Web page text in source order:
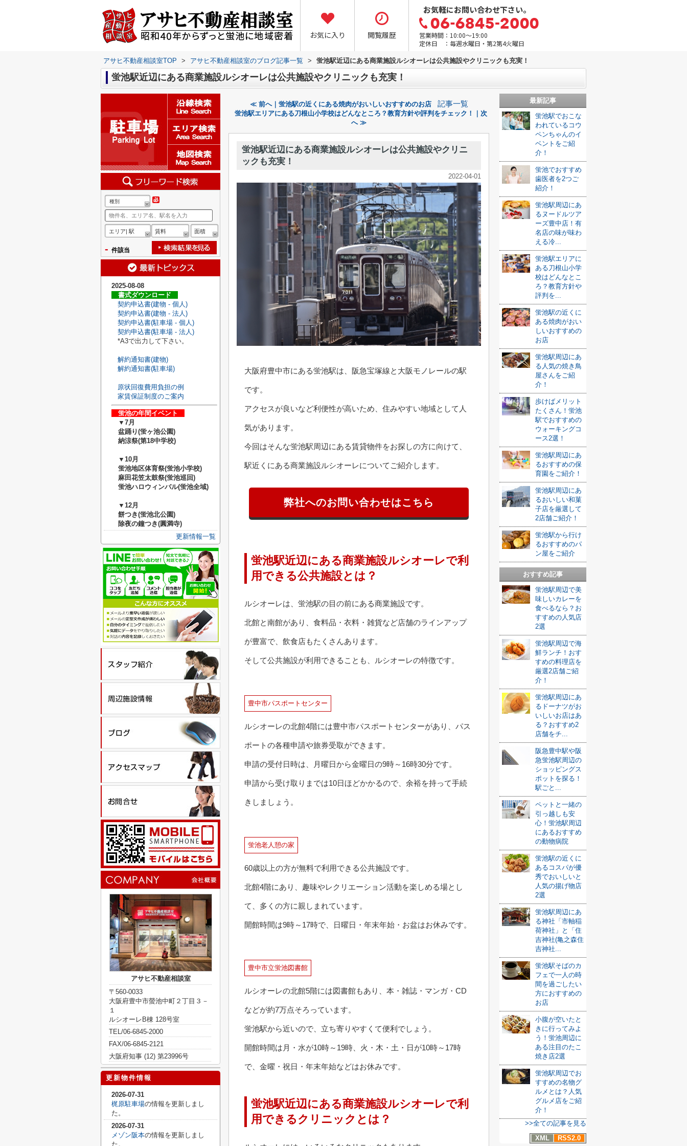
お気に入り 閲覧履歴
お気軽にお問い合わせ下さい。
営業時間：10:00～19:00
定休日 ：毎週水曜日・第2第4火曜日
アサヒ不動産相談室TOP > アサヒ不動産相談室のブログ記事一覧 > 蛍池駅近辺にある商業施設ルシオーレは公共施設やクリニックも充実！
蛍池駅近辺にある商業施設ルシオーレは公共施設やクリニックも充実！
≪ 前へ｜蛍池駅の近くにある焼肉がおいしいおすすめのお店 記事一覧
蛍池駅エリアにある刀根山小学校はどんなところ？教育方針や評判をチェック！｜次
へ ≫
蛍池駅近辺にある商業施設ルシオーレは公共施設やクリニ
ックも充実！
2022-04-01
大阪府豊中市にある蛍池駅は、阪急宝塚線と大阪モノレールの駅
です。
アクセスが良いなど利便性が高いため、住みやすい地域として人
気があります。
今回はそんな蛍池駅周辺にある賃貸物件をお探しの方に向けて、
駅近くにある商業施設ルシオーレについてご紹介します。
弊社へのお問い合わせはこちら
蛍池駅近辺にある商業施設ルシオーレで利
用できる公共施設とは？
ルシオーレは、蛍池駅の目の前にある商業施設です。
北館と南館があり、食料品・衣料・雑貨など店舗のラインアップ
が豊富で、飲食店もたくさんあります。
そして公共施設が利用できることも、ルシオーレの特徴です。
豊中市パスポートセンター
ルシオーレの北館4階には豊中市パスポートセンターがあり、パス
ポートの各種申請や旅券受取ができます。
申請の受付日時は、月曜日から金曜日の9時～16時30分です。
申請から受け取りまでは10日ほどかかるので、余裕を持って手続
きしましょう。
蛍池老人憩の家
60歳以上の方が無料で利用できる公共施設です。
北館4階にあり、趣味やレクリエーション活動を楽しめる場とし
て、多くの方に親しまれています。
開館時間は9時～17時で、日曜日・年末年始・お盆はお休みです。
豊中市立蛍池図書館
ルシオーレの北館5階には図書館もあり、本・雑誌・マンガ・CD
などが約7万点そろっています。
蛍池駅から近いので、立ち寄りやすくて便利でしょう。
開館時間は月・水が10時～19時、火・木・土・日が10時～17時
で、金曜・祝日・年末年始などはお休みです。
蛍池駅近辺にある商業施設ルシオーレで利
用できるクリニックとは？
最新記事
蛍池駅でおこな
われているコウ
ペンちゃんのイ
ベントをご紹
介！
蛍池でおすすめ
歯医者を2つご
紹介！
蛍池駅周辺にあ
るヌードルツア
ーズ豊中店！有
名店の味が味わ
える冷...
蛍池駅エリアに
ある刀根山小学
校はどんなとこ
ろ？教育方針や
評判を...
蛍池駅の近くに
ある焼肉がおい
しいおすすめの
お店
蛍池駅周辺にあ
る人気の焼き鳥
屋さんをご紹
介！
歩けばメリット
たくさん！蛍池
駅でおすすめの
ウォーキングコ
ース2選！
蛍池駅周辺にあ
るおすすめの保
育園をご紹介！
蛍池駅周辺にあ
るおいしい和菓
子店を厳選して
2店舗ご紹介！
蛍池駅から行け
るおすすめのパ
ン屋をご紹介
おすすめ記事
蛍池駅周辺で美
味しいカレーを
食べるなら？お
すすめの人気店
2選
蛍池駅周辺で海
鮮ランチ！おす
すめの料理店を
厳選2店舗ご紹
介！
蛍池駅周辺にあ
るドーナツがお
いしいお店はあ
る？おすすめ2
店舗をチ...
阪急豊中駅や阪
急蛍池駅周辺の
ショッピングス
ポットを探る！
駅ごと...
ペットと一緒の
引っ越しも安
心！蛍池駅周辺
にあるおすすめ
の動物病院
蛍池駅の近くに
あるコスパが優
秀でおいしいと
人気の揚げ物店
2選
蛍池駅周辺にあ
る神社「市軸稲
荷神社」と「住
吉神社(亀之森住
吉神社...
蛍池駅そばのカ
フェで一人の時
間を過ごしたい
方におすすめの
お店
小腹が空いたと
きに行ってみよ
う！蛍池周辺に
ある注目のたこ
焼き店2選
蛍池駅周辺でお
すすめの名物グ
ルメとは？人気
グルメ店をご紹
介！
>>全ての記事を見る
XML
RSS2.0
種別
エリア| 駅 賃料 面積
- 件該当
2025-08-08
書式ダウンロード
契約申込書(建物 - 個人)
契約申込書(建物 - 法人)
契約申込書(駐車場 - 個人)
契約申込書(駐車場 - 法人)
*A3で出力して下さい。
解約通知書(建物)
解約通知書(駐車場)
原状回復費用負担の例
家賃保証制度のご案内
蛍池の年間イベント
▼7月
盆踊り(蛍ヶ池公園)
納涼祭(第18中学校)
▼ 10月
蛍池地区体育祭(蛍池小学校)
麻田花笠太鼓祭(蛍池巡回)
蛍池ハロウィンバル(蛍池全域)
▼ 12月
餅つき(蛍池北公園)
除夜の鐘つき(圓満寺)
更新情報一覧
アサヒ不動産相談室
〒560-0033
大阪府豊中市螢池中町２丁目３－
１
ルシオーレB棟 128号室
TEL/06-6845-2000
FAX/06-6845-2121
大阪府知事 (12) 第23996号
更新物件情報
2026-07-31
梶原駐車場の情報を更新しまし
た。
2026-07-31
メゾン阪本の情報を更新しまし
た。